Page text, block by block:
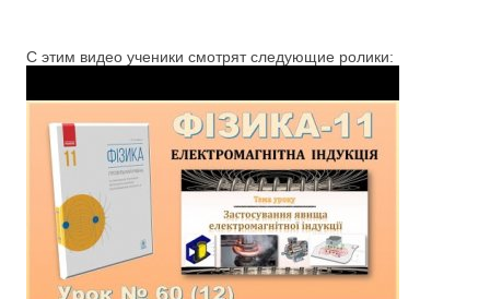
С этим видео ученики смотрят следующие ролики: